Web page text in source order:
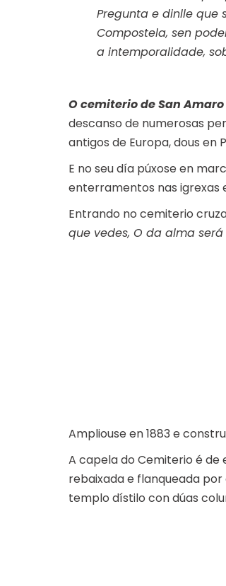
Pregunta e dinlle que
Compostela, sen
a intemporalidade,
O cemiterio de San
descanso de numerosas
antigos de Europa, dous en
E no seu día púxose en
enterramentos nas igrexas
Entrando no cemiterio
que vedes, O da alma será
Ampliouse en 1883 e
A capela do Cemiterio é
rebaixada e flanqueada
templo dístilo con dúas